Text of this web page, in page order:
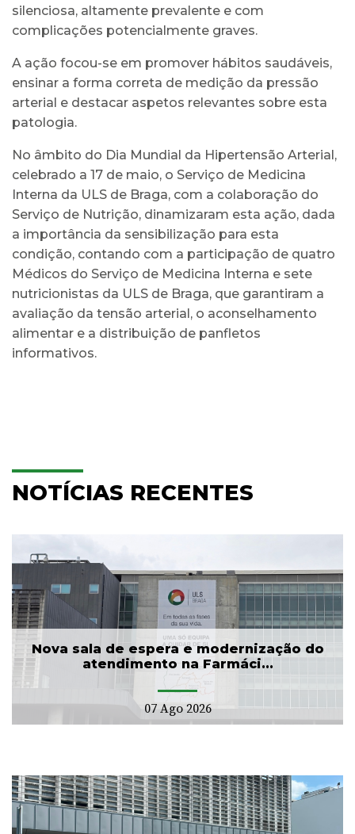
silenciosa, altamente prevalente e com
complicações potencialmente graves.
A ação focou-se em promover hábitos saudáveis,
ensinar a forma correta de medição da pressão
arterial e destacar aspetos relevantes sobre esta
patologia.
No âmbito do Dia Mundial da Hipertensão Arterial,
celebrado a 17 de maio, o Serviço de Medicina
Interna da ULS de Braga, com a colaboração do
Serviço de Nutrição, dinamizaram esta ação, dada
a importância da sensibilização para esta
condição, contando com a participação de quatro
Médicos do Serviço de Medicina Interna e sete
nutricionistas da ULS de Braga, que garantiram a
avaliação da tensão arterial, o aconselhamento
alimentar e a distribuição de panfletos
informativos.
NOTÍCIAS RECENTES
Nova sala de espera e modernização do
atendimento na Farmáci...
07 Ago 2026